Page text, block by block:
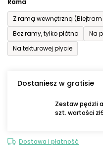
Rama
Z ramą wewnętrzną
Bez ramy, tylko płótno
Na
Na tekturowej płycie
Dostaniesz w gratisie
Zestaw pędzli
szt. wartości
Dostawa i płatność